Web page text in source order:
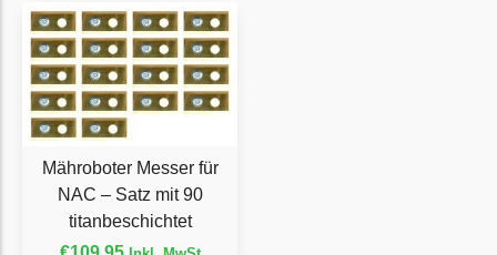
Begrenzungsdraht
LUX-Tools
LUX-Tools Messer
Begrenzungsdraht
Mammotion
Mammotion Messer
Mähroboter Messer für
NAC – Satz mit 90
titanbeschichtet